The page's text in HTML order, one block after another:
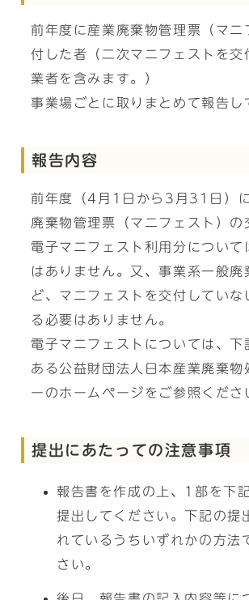
前年度に産業廃棄物管理票（マニ
付した者（二次マニフェストを交
業者を含みます。）
事業場ごとに取りまとめて報告し
報告内容
前年度（4月1日から3月31日）
廃棄物管理票（マニフェスト）の
電子マニフェスト利用分について
はありません。又、事業系一般廃
ど、マニフェストを交付していな
る必要はありません。
電子マニフェストについては、下
ある公益財団法人日本産業廃棄物
ーのホームページをご参照くださ
提出にあたっての注意事項
報告書を作成の上、1部を下
提出してください。下記の提
れているうちいずれかの方法
さい。